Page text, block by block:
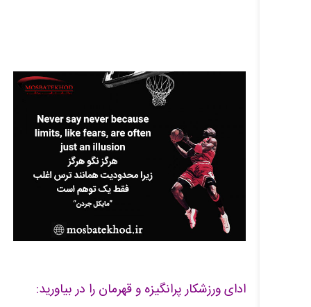
ادای ورزشکار پرانگیزه و قهرمان را در بیاورید: